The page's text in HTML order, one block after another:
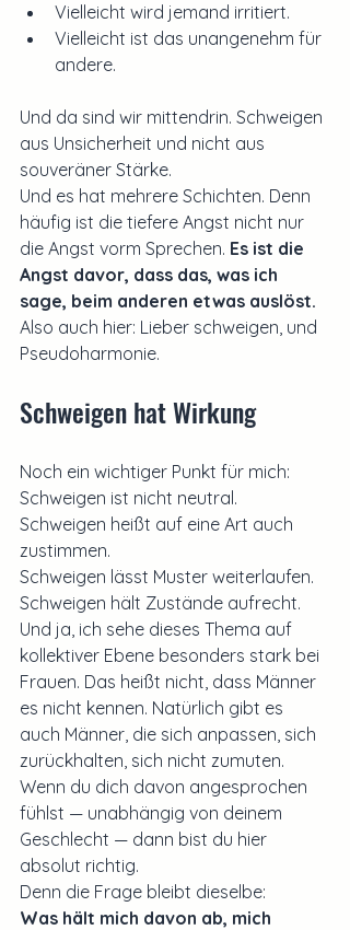
Vielleicht wird jemand irritiert.
Vielleicht ist das unangenehm für
andere.
Und da sind wir mittendrin. Schweigen
aus Unsicherheit und nicht aus
souveräner Stärke.
Und es hat mehrere Schichten. Denn
häufig ist die tiefere Angst nicht nur
die Angst vorm Sprechen. Es ist die
Angst davor, dass das, was ich
sage, beim anderen etwas auslöst.
Also auch hier: Lieber schweigen, und
Pseudoharmonie.
Schweigen hat Wirkung
Noch ein wichtiger Punkt für mich:
Schweigen ist nicht neutral.
Schweigen heißt auf eine Art auch
zustimmen.
Schweigen lässt Muster weiterlaufen.
Schweigen hält Zustände aufrecht.
Und ja, ich sehe dieses Thema auf
kollektiver Ebene besonders stark bei
Frauen. Das heißt nicht, dass Männer
es nicht kennen. Natürlich gibt es
auch Männer, die sich anpassen, sich
zurückhalten, sich nicht zumuten.
Wenn du dich davon angesprochen
fühlst — unabhängig von deinem
Geschlecht — dann bist du hier
absolut richtig.
Denn die Frage bleibt dieselbe:
Was hält mich davon ab, mich